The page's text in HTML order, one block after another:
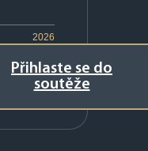
Přihlaste se do
soutěže
2026